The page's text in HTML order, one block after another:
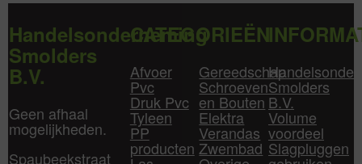
Handelsonderneming
Smolders
B.V.
Geen afhaal
mogelijkheden.
Spaubeekstraat
CATEGORIEËN
Afvoer
Pvc
Druk Pvc
Tyleen
PP
producten
Gereedschap
Schroeven
en Bouten
Elektra
Verandas
Zwembad
Smolders
B.V.
Volume
voordeel
Slagpluggen